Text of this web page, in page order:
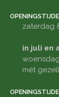
zaterdag
in juli en
mét